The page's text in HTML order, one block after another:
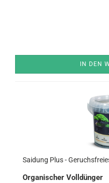
IN DEN
Sai­dung Plus -
Or­ga­ni­scher Voll­dün­ger